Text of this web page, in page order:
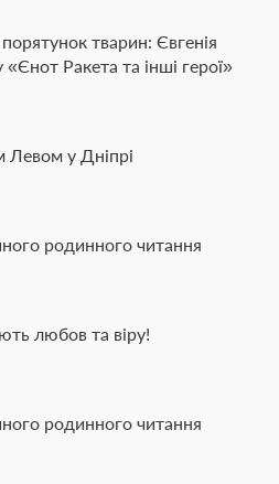
тварин: Євгенія
«Єнот Ракета та інші герої»
Левом у Дніпрі
родинного читання
любов та віру!
родинного читання